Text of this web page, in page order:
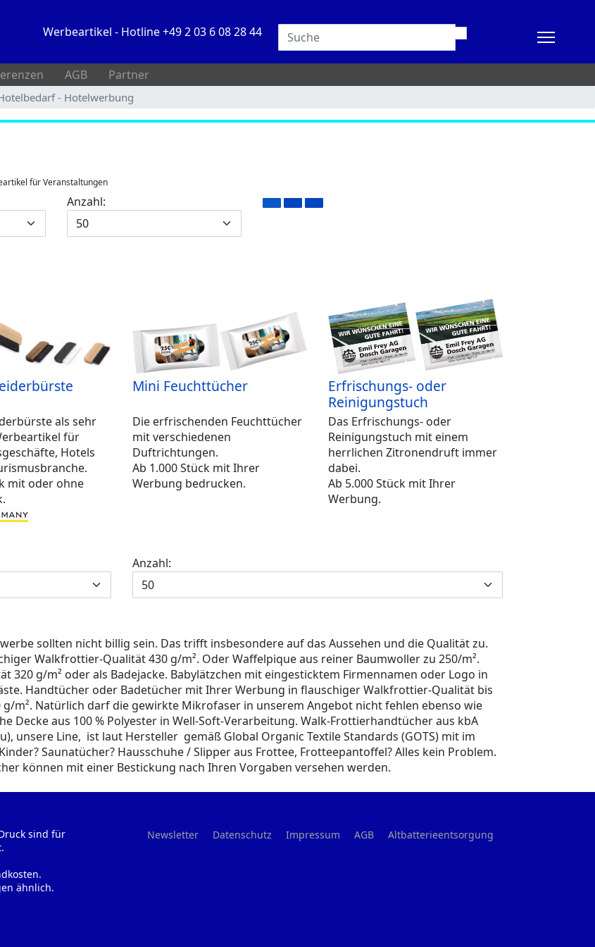
Werbeartikel - Hotline +49 2 03 6 08 28 44
AGB Partner
- Hotelwerbung
für Veranstaltungen
Anzahl:
als sehr
für
Hotels
mit oder ohne
Mini Feuchttücher
Die erfrischenden Feuchttücher
mit verschiedenen
Duftrichtungen.
Ab 1.000 Stück mit Ihrer
Werbung bedrucken.
Erfrischungs- oder
Reinigungstuch
Das Erfrischungs- oder
Reinigungstuch mit einem
herrlichen Zitronendruft immer
dabei.
Ab 5.000 Stück mit Ihrer
Werbung.
Anzahl:
sollten nicht billig sein. Das trifft insbesondere auf das Aussehen und die Qualität zu.
Walkfrottier-Qualität 430 g/m². Oder Waffelpique aus reiner Baumwoller zu 250/m².
320 g/m² oder als Badejacke. Babylätzchen mit eingesticktem Firmennamen oder Logo in
Handtücher oder Badetücher mit Ihrer Werbung in flauschiger Walkfrottier-Qualität bis
m². Natürlich darf die gewirkte Mikrofaser in unserem Angebot nicht fehlen ebenso wie
Decke aus 100 % Polyester in Well-Soft-Verarbeitung. Walk-Frottierhandtücher aus kbA
unsere Line, ist laut Hersteller gemäß Global Organic Textile Standards (GOTS) mit im
Saunatücher? Hausschuhe / Slipper aus Frottee, Frotteepantoffel? Alles kein Problem.
können mit einer Bestickung nach Ihren Vorgaben versehen werden.
sind für
ähnlich.
Newsletter Datenschutz Impressum AGB Altbatterieentsorgung